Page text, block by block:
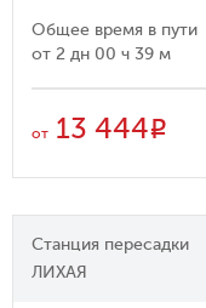
Общее время в пути
от 2 дн 00 ч 39 м
от 13 444R
Станция пересадки
ЛИХАЯ